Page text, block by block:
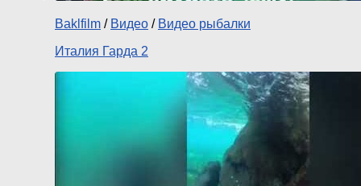
Baklfilm / Видео / Видео рыбалки
Италия Гарда 2